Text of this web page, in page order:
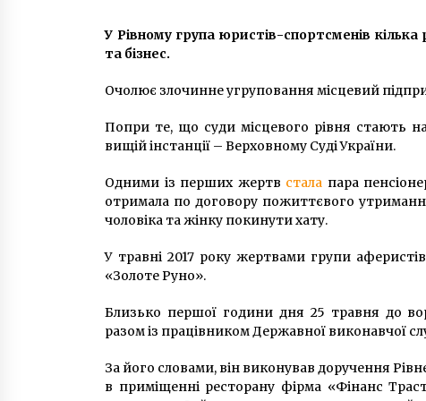
7 років ago
стався вибух: пошкоджено фасад
будівлі
6 років ago
Віталій Кличко показав, яким буде
новий фонтан у Києві (ВІДЕО)
У Рівному група юристів-спортсменів
та бізнес.
Очолює злочинне угруповання місцевий
Попри те, що суди місцевого рівня стають
вищій інстанції – Верховному Суді України.
Одними із перших жертв стала пара
отримала по договору пожиттєвого
чоловіка та жінку покинути хату.
У травні 2017 року жертвами групи аферистів
«Золоте Руно».
Близько першої години дня 25 травня до
разом із працівником Державної виконавчої
За його словами, він виконував доручення
в приміщенні ресторану фірма «Фінанс